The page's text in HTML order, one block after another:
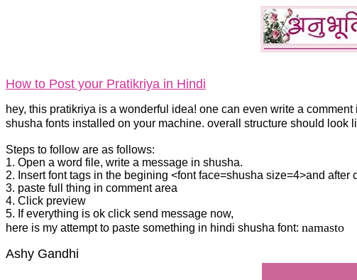
How to Post your Pratikriya in Hindi
hey, this pratikriya is a wonderful idea! one can even write a
shusha fonts installed on your machine. overall structure should look
Steps to follow are as follows:
1. Open a word file, write a message in shusha.
2. Insert font tags in the begining <font face=shusha size=4>and after
3. paste full thing in comment area
4. Click preview
5. If everything is ok click send message now,
here is my attempt to paste something in hindi shusha font: namasto
Ashy Gandhi